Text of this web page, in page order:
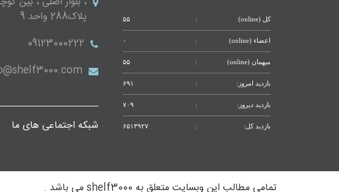
کل (online) : ۵۵
اعضاء (online) : ۰
میهمان (online) : ۵۵
بازدید امروز: : ۶۹۱
بازدید دیروز: : ۷۰۹
بازدید کل: : ۶۵۱۳۹۲۷
پلاک288 واحد 9
09123000222
شبکه اجتماعی های ما
تمامی مطالب این وبسایت متعلق به shelf3000 می باشد .